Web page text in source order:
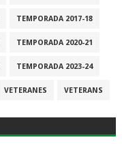
TEMPORADA 2017-18
TEMPORADA 2020-21
TEMPORADA 2023-24
VETERANES VETERANS